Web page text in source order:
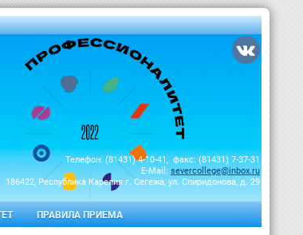
Телефон: (81431) 4-10-41, факс: (81431) 7-37-31
E-Mail: severcollege@inbox.ru
186422, Республика Карелия г. Сегежа, ул. Спиридонова, д. 29
ПРАВИЛА ПРИЕМА